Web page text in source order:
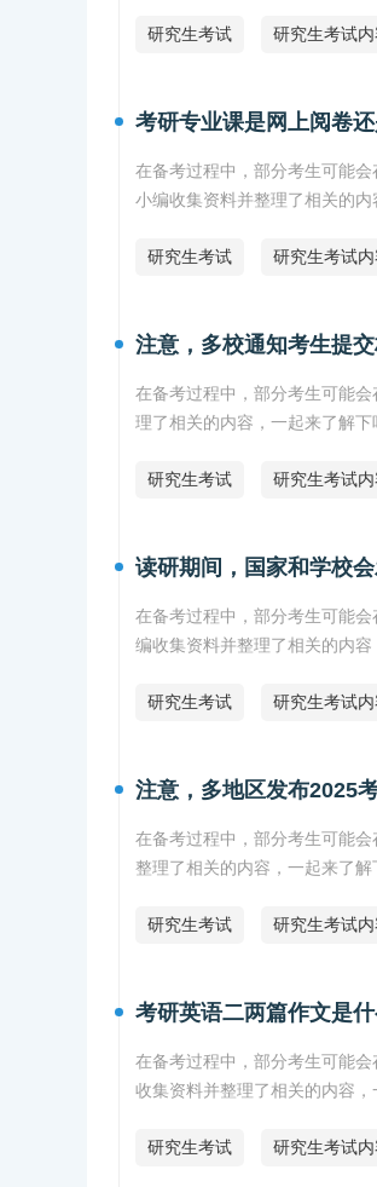
研究生考试 研究生考试内
考研专业课是网上阅卷
在备考过程中，部分考生可能
小编收集资料并整理了相关的
研究生考试 研究生考试内
注意，多校通知考生提
在备考过程中，部分考生可能
理了相关的内容，一起来了解下
研究生考试 研究生考试内
读研期间，国家和学校
在备考过程中，部分考生可能
编收集资料并整理了相关的内
研究生考试 研究生考试内
注意，多地区发布2025
在备考过程中，部分考生可能
整理了相关的内容，一起来了解
研究生考试 研究生考试内
考研英语二两篇作文是
在备考过程中，部分考生可能
收集资料并整理了相关的内容
研究生考试 研究生考试内